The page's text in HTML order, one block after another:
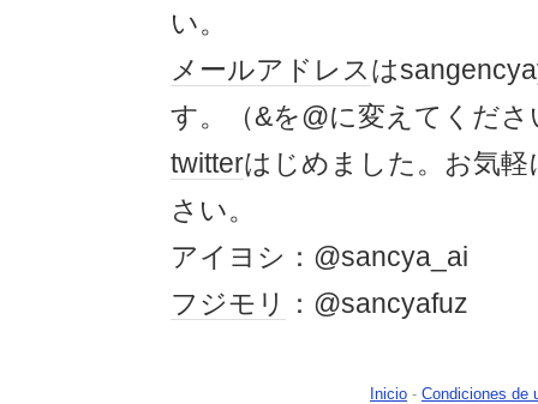
い。
メールアドレスは
す。（&を@に変えてくださ
twitterはじめました。お気軽
さい。
アイヨシ：@sancya_ai
フジモリ
：@sancyafuz
Inicio - Condiciones de